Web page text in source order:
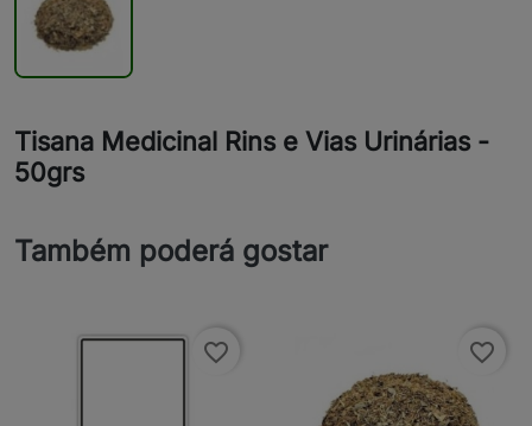
Tisana Medicinal Rins e Vias Urinárias -
50grs
Também poderá gostar
favorite_border favorite_border